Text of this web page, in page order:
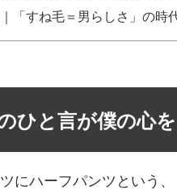
「すね毛＝男らしさ」の時
ひと言が僕の心
にハーフパンツという